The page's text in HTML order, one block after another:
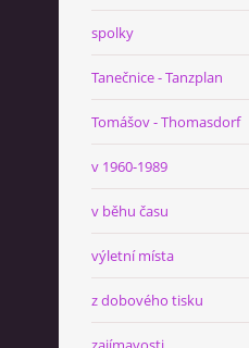
spolky
Tanečnice - Tanzplan
Tomášov - Thomasdorf
v 1960-1989
v běhu času
výletní místa
z dobového tisku